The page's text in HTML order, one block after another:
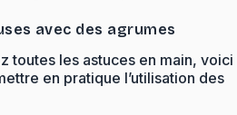
avec des agrumes
toutes les astuces en main, voici
en pratique l’utilisation des